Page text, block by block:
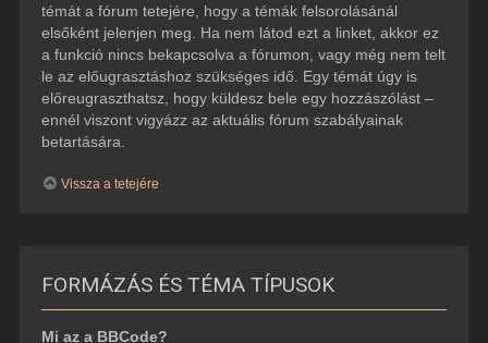
témát a fórum tetejére, hogy a témák felsorolásánál
elsőként jelenjen meg. Ha nem látod ezt a linket, akkor ez
a funkció nincs bekapcsolva a fórumon, vagy még nem telt
le az előugrasztáshoz szükséges idő. Egy témát úgy is
előreugraszthatsz, hogy küldesz bele egy hozzászólást –
ennél viszont vigyázz az aktuális fórum szabályainak
betartására.
Vissza a tetejére
FORMÁZÁS ÉS TÉMA TÍPUSOK
Mi az a BBCode?